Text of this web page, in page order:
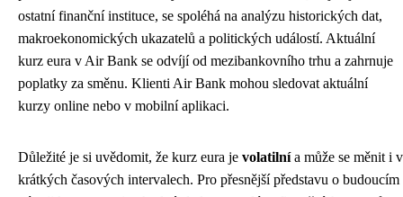
ostatní finanční instituce, se spoléhá na analýzu historických dat,
makroekonomických ukazatelů a politických událostí. Aktuální
kurz eura v Air Bank se odvíjí od mezibankovního trhu a zahrnuje
poplatky za směnu. Klienti Air Bank mohou sledovat aktuální
kurzy online nebo v mobilní aplikaci.
Důležité je si uvědomit, že kurz eura je volatilnía může se měnit i v
krátkých časových intervalech. Pro přesnější představu o budoucím